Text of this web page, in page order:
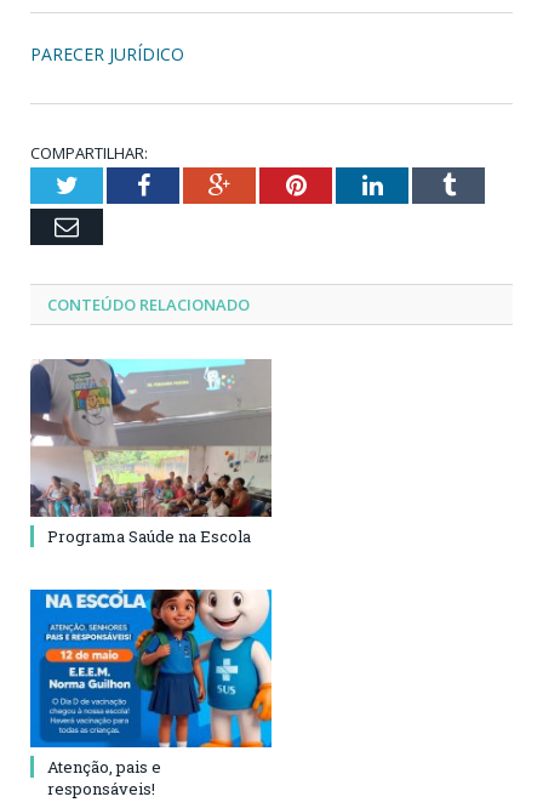
PARECER JURÍDICO
COMPARTILHAR:
TwitterFacebookGoogle+PinterestLinkedInTumblr
Email
CONTEÚDO RELACIONADO
Programa Saúde na Escola
Atenção, pais e
responsáveis!